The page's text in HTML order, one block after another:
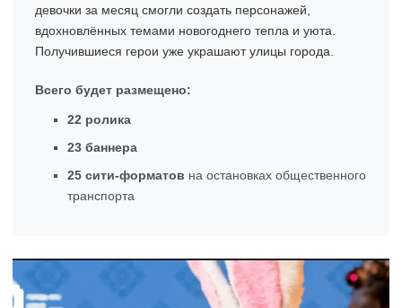
девочки за месяц смогли создать персонажей,
вдохновлённых темами новогоднего тепла и уюта.
Получившиеся герои уже украшают улицы города.
Всего будет размещено:
22 ролика
23 баннера
25 сити-форматов на остановках общественного
транспорта